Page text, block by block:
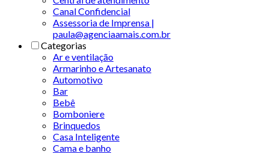
Canal Confidencial
Assessoria de Imprensa |
paula@agenciaamais.com.br
Categorias
Ar e ventilação
Armarinho e Artesanato
Automotivo
Bar
Bebê
Bomboniere
Brinquedos
Casa Inteligente
Cama e banho